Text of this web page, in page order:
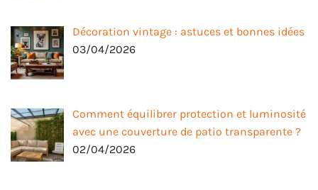
Décoration vintage : astuces et bonnes idées
03/04/2026
Comment équilibrer protection et luminosité
avec une couverture de patio transparente ?
02/04/2026